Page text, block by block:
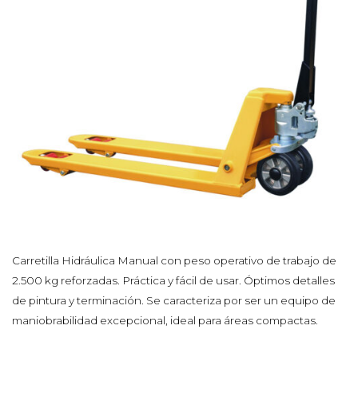
Carretilla Hidráulica Manual con peso operativo de trabajo de
2.500 kg reforzadas. Práctica y fácil de usar. Óptimos detalles
de pintura y terminación. Se caracteriza por ser un equipo de
maniobrabilidad excepcional, ideal para áreas compactas.